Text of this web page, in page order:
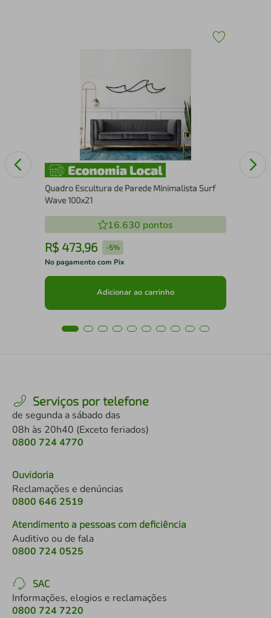
Quadro Escultura de Parede Minimalista Surf
Wave 100x21
16.630 pontos
R$ 473,96 -5%
No pagamento com Pix
Adicionar ao carrinho
Serviços por telefone
de segunda a sábado das
08h às 20h40 (Exceto feriados)
0800 724 4770
Ouvidoria
Reclamações e denúncias
0800 646 2519
Atendimento a pessoas com deficiência
Auditivo ou de fala
0800 724 0525
SAC
Informações, elogios e reclamações
0800 724 7220